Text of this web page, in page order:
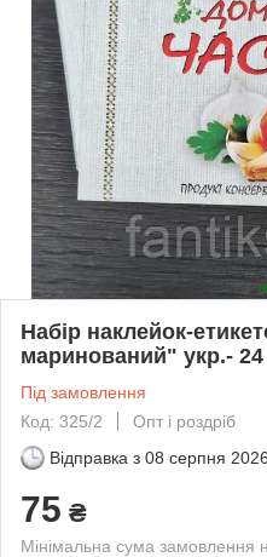
Набір наклейок-
маринований" укр.-
Під замовлення
Код: 325/2
Опт і роздріб
Відправка з 08 серпня 2026
75 ₴
Мінімальна сума замовлення